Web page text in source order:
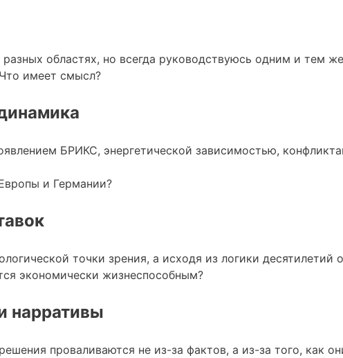
областях, но всегда руководствуюсь одним и тем
имеет смысл?
БРИКС, энергетической зависимостью,
и Германии?
точки зрения, а исходя из логики десятилетий
экономически жизнеспособным?
нарративы
проваливаются не из-за фактов, а из-за того, как